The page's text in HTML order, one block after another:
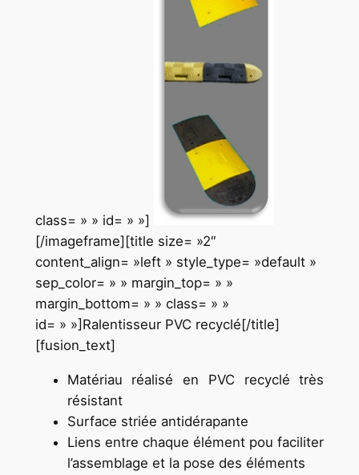
class= » » id= » »]
[/imageframe][title size= »2″
content_align= »left » style_type= »default »
sep_color= » » margin_top= » »
margin_bottom= » » class= » »
id= » »]Ralentisseur PVC recyclé[/title]
[fusion_text]
Matériau réalisé en PVC recyclé très
résistant
Surface striée antidérapante
Liens entre chaque élément pou faciliter
l’assemblage et la pose des éléments